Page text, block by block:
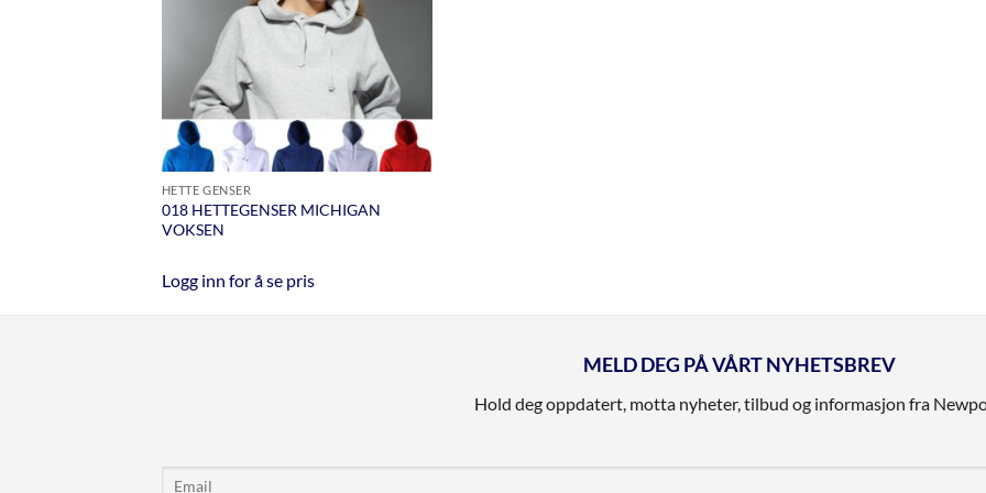
HETTE GENSER
018 HETTEGENSER MICHIGAN
VOKSEN
Logg inn for å se pris
MELD DEG PÅ VÅRT NYHETSBREV
Hold deg oppdatert, motta nyheter, tilbud og informasjon fra